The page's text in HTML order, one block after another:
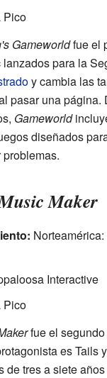
Pico
Gameworldfue el
para la
y cambia las
pasar una página.
Gameworld
diseñados
Maker
Interactive
Pico
fue el
es Tails
de tres a siete